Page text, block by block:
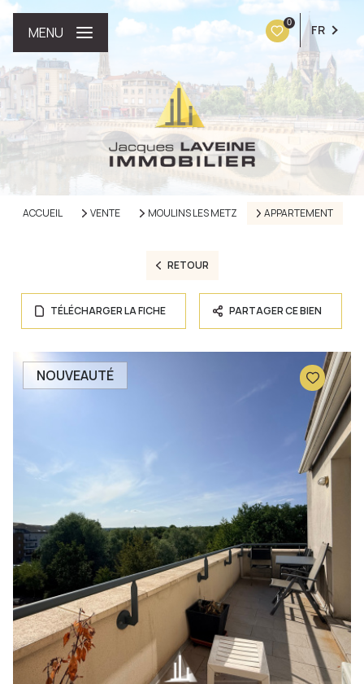
0 FR
MENU
ACCUEIL VENTE MOULINS LES METZ APPARTEMENT
RETOUR
TÉLÉCHARGER LA FICHE PARTAGER CE BIEN
NOUVEAUTÉ